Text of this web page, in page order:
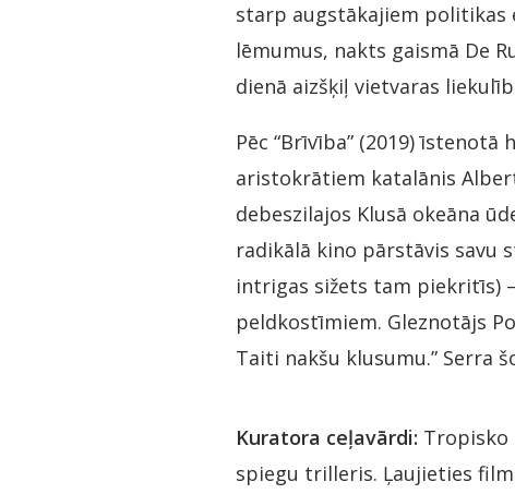
starp augstākajiem politikas
lēmumus, nakts gaismā De
dienā aizšķiļ vietvaras
Pēc “Brīvība” (2019)
aristokrātiem katalānis
debeszilajos Klusā okeāna
radikālā kino pārstāvis savu
intrigas sižets tam piekritīs)
peldkostīmiem. Gleznotājs
Taiti nakšu klusumu.” Serra
Kuratora ceļavārdi: Tropisko
spiegu trilleris. Ļaujieties